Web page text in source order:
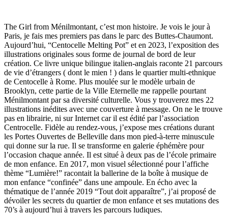
The Girl from Ménilmontant, c’est mon histoire. Je vois le jour à
Paris, je fais mes premiers pas dans le parc des Buttes-Chaumont.
Aujourd’hui, “Centocelle Melting Pot” et en 2023, l’exposition des
illustrations originales sous forme de journal de bord de leur
création. Ce livre unique bilingue italien-anglais raconte 21 parcours
de vie d’étrangers ( dont le mien ! ) dans le quartier multi-ethnique
de Centocelle à Rome. Plus moulée sur le modèle urbain de
Brooklyn, cette partie de la Ville Eternelle me rappelle pourtant
Ménilmontant par sa diversité culturelle. Vous y trouverez mes 22
illustrations inédites avec une couverture à message. On ne le trouve
pas en librairie, ni sur Internet car il est édité par l’association
Centrocelle. Fidèle au rendez-vous, j’expose mes créations durant
les Portes Ouvertes de Belleville dans mon pied-à-terre minuscule
qui donne sur la rue. Il se transforme en galerie éphémère pour
l’occasion chaque année. Il est situé à deux pas de l’école primaire
de mon enfance. En 2017, mon visuel sélectionné pour l’affiche
thème “Lumière!” racontait la ballerine de la boîte à musique de
mon enfance “confinée” dans une ampoule. En écho avec la
thématique de l’année 2019 “Tout doit apparaître”, j’ai proposé de
dévoiler les secrets du quartier de mon enfance et ses mutations des
70’s à aujourd’hui à travers les parcours ludiques.